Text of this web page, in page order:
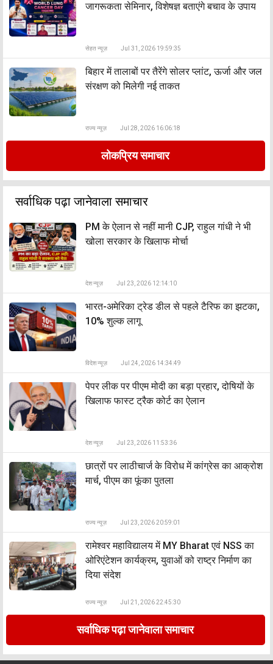
जागरूकता सेमिनार, विशेषज्ञ बताएंगे बचाव के उपाय
सेहत न्यूज़ Jul 31, 2026 19:59:35
बिहार में तालाबों पर तैरेंगे सोलर प्लांट, ऊर्जा और जल
संरक्षण को मिलेगी नई ताकत
राज्य न्यूज़ Jul 28, 2026 16:06:18
लोकप्रिय समाचार
सर्वाधिक पढ़ा जानेवाला समाचार
PM के ऐलान से नहीं मानी CJP, राहुल गांधी ने भी
खोला सरकार के खिलाफ मोर्चा
देश न्यूज़ Jul 23, 2026 12:14:10
भारत-अमेरिका ट्रेड डील से पहले टैरिफ का झटका,
10% शुल्क लागू
विदेश न्यूज़ Jul 24, 2026 14:34:49
पेपर लीक पर पीएम मोदी का बड़ा प्रहार, दोषियों के
खिलाफ फास्ट ट्रैक कोर्ट का ऐलान
देश न्यूज़ Jul 23, 2026 11:53:36
छात्रों पर लाठीचार्ज के विरोध में कांग्रेस का आक्रोश
मार्च, पीएम का फूंका पुतला
राज्य न्यूज़ Jul 23, 2026 20:59:01
रामेश्वर महाविद्यालय में MY Bharat एवं NSS का
ओरिएंटेशन कार्यक्रम, युवाओं को राष्ट्र निर्माण का
दिया संदेश
राज्य न्यूज़ Jul 21, 2026 22:45:30
सर्वाधिक पढ़ा जानेवाला समाचार